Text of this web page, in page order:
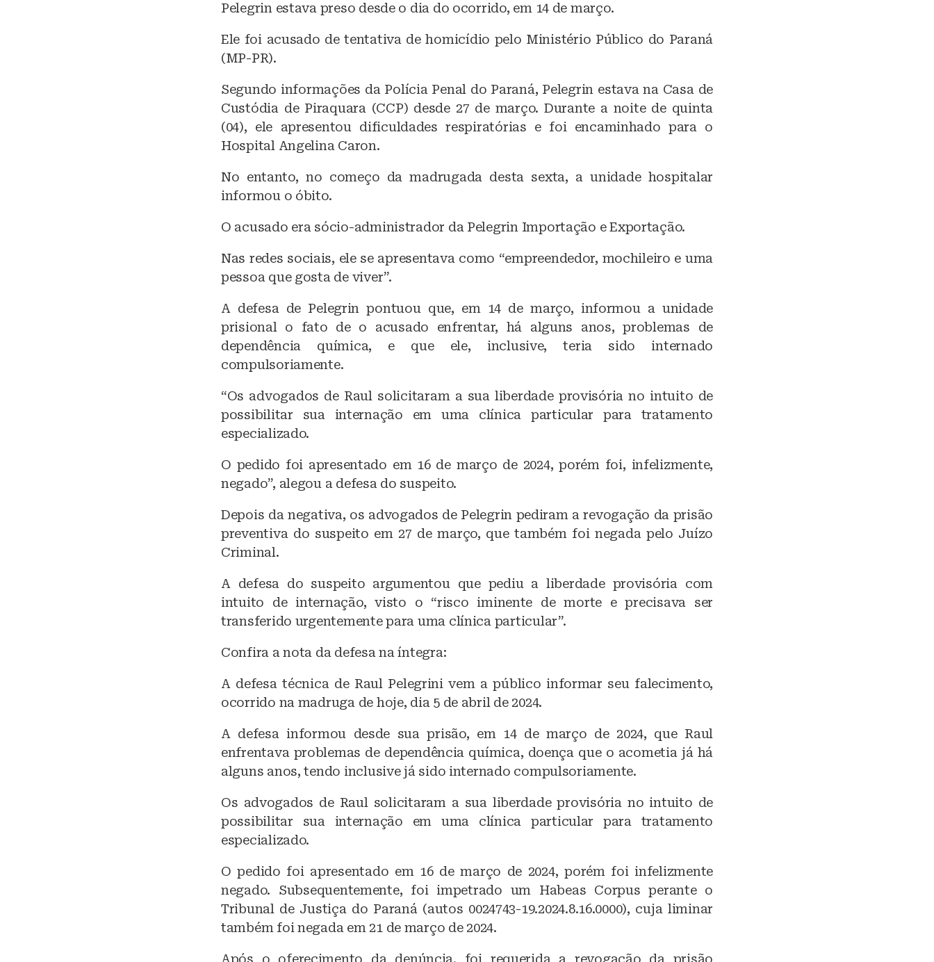
y
o
o
p
p
Pelegrin estava preso desde o dia do ocorrido, em 14 de março.
Ele foi acusado de tentativa de homicídio pelo Ministério Público do Paraná
(MP-PR).
Segundo informações da Polícia Penal do Paraná, Pelegrin estava na Casa de
Custódia de Piraquara (CCP) desde 27 de março. Durante a noite de quinta
(04), ele apresentou dificuldades respiratórias e foi encaminhado para o
Hospital Angelina Caron.
No entanto, no começo da madrugada desta sexta, a unidade hospitalar
informou o óbito.
O acusado era sócio-administrador da Pelegrin Importação e Exportação.
Nas redes sociais, ele se apresentava como “empreendedor, mochileiro e uma
pessoa que gosta de viver”.
A defesa de Pelegrin pontuou que, em 14 de março, informou a unidade
prisional o fato de o acusado enfrentar, há alguns anos, problemas de
dependência química, e que ele, inclusive, teria sido internado
compulsoriamente.
“Os advogados de Raul solicitaram a sua liberdade provisória no intuito de
possibilitar sua internação em uma clínica particular para tratamento
especializado.
O pedido foi apresentado em 16 de março de 2024, porém foi, infelizmente,
negado”, alegou a defesa do suspeito.
Depois da negativa, os advogados de Pelegrin pediram a revogação da prisão
preventiva do suspeito em 27 de março, que também foi negada pelo Juízo
Criminal.
A defesa do suspeito argumentou que pediu a liberdade provisória com
intuito de internação, visto o “risco iminente de morte e precisava ser
transferido urgentemente para uma clínica particular”.
Confira a nota da defesa na íntegra:
A defesa técnica de Raul Pelegrini vem a público informar seu falecimento,
ocorrido na madruga de hoje, dia 5 de abril de 2024.
A defesa informou desde sua prisão, em 14 de março de 2024, que Raul
enfrentava problemas de dependência química, doença que o acometia já há
alguns anos, tendo inclusive já sido internado compulsoriamente.
Os advogados de Raul solicitaram a sua liberdade provisória no intuito de
possibilitar sua internação em uma clínica particular para tratamento
especializado.
O pedido foi apresentado em 16 de março de 2024, porém foi infelizmente
negado. Subsequentemente, foi impetrado um Habeas Corpus perante o
Tribunal de Justiça do Paraná (autos 0024743-19.2024.8.16.0000), cuja liminar
também foi negada em 21 de março de 2024.
Após o oferecimento da denúncia, foi requerida a revogação da prisão